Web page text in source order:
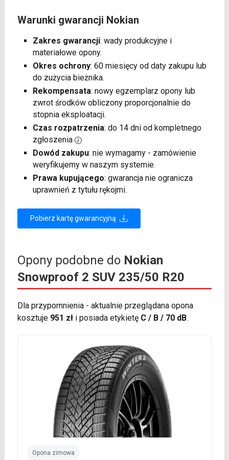
Warunki gwarancji Nokian
Zakres gwarancji: wady produkcyjne i
materiałowe opony.
Okres ochrony: 60 miesięcy od daty zakupu lub
do zużycia bieżnika.
Rekompensata: nowy egzemplarz opony lub
zwrot środków obliczony proporcjonalnie do
stopnia eksploatacji.
Czas rozpatrzenia: do 14 dni od kompletnego
zgłoszenia
Dowód zakupu: nie wymagamy - zamówienie
weryfikujemy w naszym systemie.
Prawa kupującego: gwarancja nie ogranicza
uprawnień z tytułu rękojmi.
Pobierz kartę gwarancyjną
Opony podobne do Nokian
Snowproof 2 SUV 235/50 R20
Dla przypomnienia - aktualnie przeglądana opona
kosztuje 951 złi posiada etykietę C / B / 70 dB.
Opona zimowa